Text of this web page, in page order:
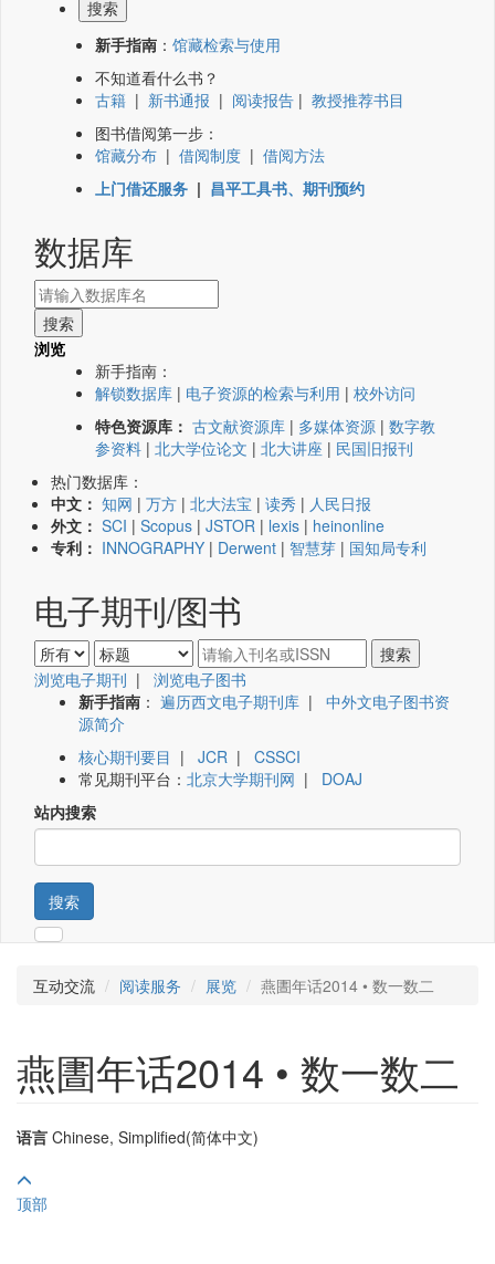
新手指南 ： 馆藏检索与使用
不知道看什么书？
古籍 | 新书通报 | 阅读报告 | 教授推荐书目
图书借阅第一步：
馆藏分布 | 借阅制度 | 借阅方法
上门借还服务 | 昌平工具书、期刊预约
数据库
浏览
新手指南：
解锁数据库 | 电子资源的检索与利用 | 校外访问
特色资源库： 古文献资源库 | 多媒体资源 | 数字教
参资料 | 北大学位论文 | 北大讲座 | 民国旧报刊
热门数据库：
中文： 知网 | 万方 | 北大法宝 | 读秀 | 人民日报
外文： SCI | Scopus | JSTOR | lexis | heinonline
专利： INNOGRAPHY | Derwent | 智慧芽 | 国知局专利
电子期刊/图书
浏览电子期刊 | 浏览电子图书
新手指南 ： 遍历西文电子期刊库 | 中外文电子图书资
源简介
核心期刊要目 | JCR | CSSCI
常见期刊平台： 北京大学期刊网 | DOAJ
站内搜索
搜索
互动交流 阅读服务 展览 燕圕年话2014 • 数一数二
燕圕年话2014 • 数一数二
语言 Chinese, Simplified(简体中文)
顶部